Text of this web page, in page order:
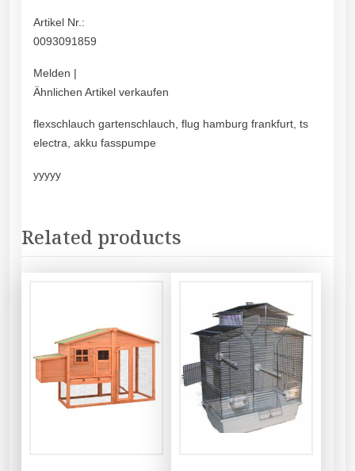
Artikel Nr.:
0093091859
Melden |
Ähnlichen Artikel verkaufen
flexschlauch gartenschlauch, flug hamburg frankfurt, ts
electra, akku fasspumpe
yyyyy
Related products